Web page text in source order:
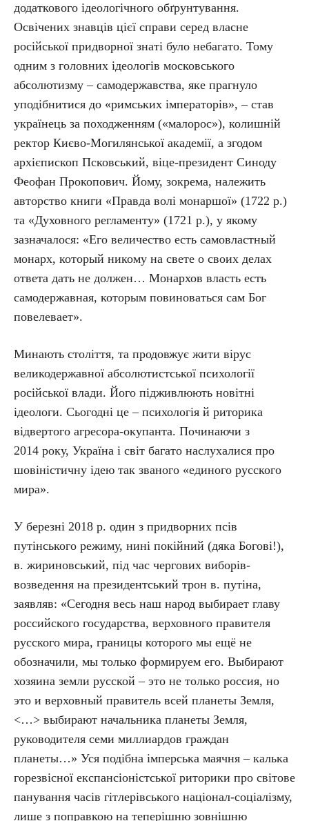
додаткового ідеологічного обґрунтування.
Освічених знавців цієї справи серед власне
російської придворної знаті було небагато. Тому
одним з головних ідеологів московського
абсолютизму – самодержавства, яке прагнуло
уподібнитися до «римських імператорів», – став
українець за походженням («малорос»), колишній
ректор Києво-Могилянської академії, а згодом
архієпископ Псковський, віце-президент Синоду
Феофан Прокопович. Йому, зокрема, належить
авторство книги «Правда волі монаршої» (1722 р.)
та «Духовного регламенту» (1721 р.), у якому
зазначалося: «Его величество есть самовластный
монарх, который никому на свете о своих делах
ответа дать не должен… Монархов власть есть
самодержавная, которым повиноваться сам Бог
повелевает».
Минають століття, та продовжує жити вірус
великодержавної абсолютистської психології
російської влади. Його підживлюють новітні
ідеологи. Сьогодні це – психологія й риторика
відвертого агресора-окупанта. Починаючи з
2014 року, Україна і світ багато наслухалися про
шовіністичну ідею так званого «единого русского
мира».
У березні 2018 р. один з придворних псів
путінського режиму, нині покійний (дяка Богові!),
в. жириновський, під час чергових виборів-
возведення на президентський трон в. путіна,
заявляв: «Сегодня весь наш народ выбирает главу
российского государства, верховного правителя
русского мира, границы которого мы ещё не
обозначили, мы только формируем его. Выбирают
хозяина земли русской – это не только россия, но
это и верховный правитель всей планеты Земля,
<…> выбирают начальника планеты Земля,
руководителя семи миллиардов граждан
планеты…» Уся подібна імперська маячня – калька
горезвісної експансіоністської риторики про світове
панування часів гітлерівського націонал-соціалізму,
лише з поправкою на теперішню зовнішню